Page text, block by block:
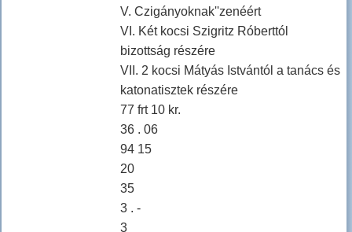
V. Czigányoknak''zenéért
VI. Két kocsi Szigritz Róberttól
bizottság részére
VII. 2 kocsi Mátyás Istvántól a tanács és
katonatisztek részére
77 frt 10 kr.
36 . 06
94 15
20
35
3 . -
3